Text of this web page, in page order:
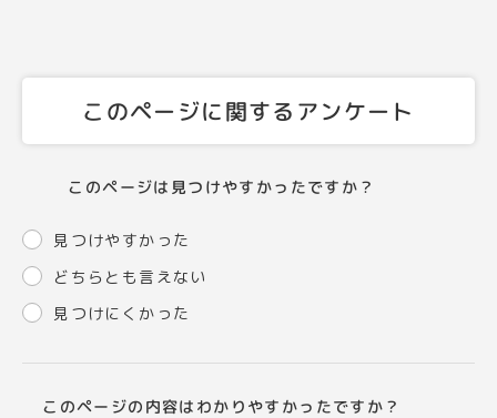
このページに関するアンケート
このページは見つけやすかったですか？
見つけやすかった
どちらとも言えない
見つけにくかった
このページの内容はわかりやすかったですか？